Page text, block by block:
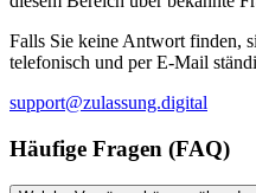
Falls Sie keine Antwort finden,
telefonisch und per E-Mail
support@zulassung.digital
Häufige Fragen (FAQ)